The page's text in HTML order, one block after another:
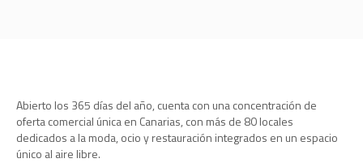
Abierto los 365 días del año, cuenta con una concentración de
oferta comercial única en Canarias, con más de 80 locales
dedicados a la moda, ocio y restauración integrados en un espacio
único al aire libre.